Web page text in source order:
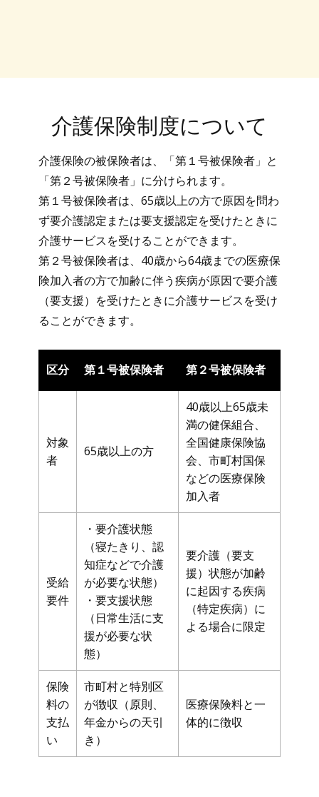
介護保険制度について
介護保険の被保険者は、「第１号被保険者」と
「第２号被保険者」に分けられます。
第１号被保険者は、65歳以上の方で原因を問わ
ず要介護認定または要支援認定を受けたときに
介護サービスを受けることができます。
第２号被保険者は、40歳から64歳までの医療保
険加入者の方で加齢に伴う疾病が原因で要介護
（要支援）を受けたときに介護サービスを受け
ることができます。
区分 第１号被保険者 第２号被保険者
対象
者
65歳以上の方
40歳以上65歳未
満の健保組合、
全国健康保険協
会、市町村国保
などの医療保険
加入者
受給
要件
・要介護状態
（寝たきり、認
知症などで介護
が必要な状態）
・要支援状態
（日常生活に支
援が必要な状
態）
要介護（要支
援）状態が加齢
に起因する疾病
（特定疾病）に
よる場合に限定
保険
料の
支払
い
市町村と特別区
が徴収（原則、
年金からの天引
き）
医療保険料と一
体的に徴収